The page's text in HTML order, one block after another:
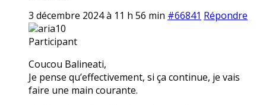
3 décembre 2024 à 11 h 56 min #66841 Répondre
aria10
Participant
Coucou Balineati,
Je pense qu’effectivement, si ça continue, je vais
faire une main courante.